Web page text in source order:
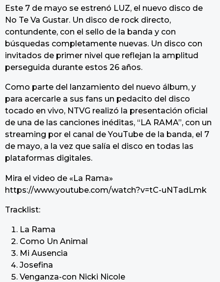
Este 7 de mayo se estrenó LUZ, el nuevo disco de
No Te Va Gustar. Un disco de rock directo,
contundente, con el sello de la banda y con
búsquedas completamente nuevas. Un disco con
invitados de primer nivel que reflejan la amplitud
perseguida durante estos 26 años.
Como parte del lanzamiento del nuevo álbum, y
para acercarle a sus fans un pedacito del disco
tocado en vivo, NTVG realizó la presentación oficial
de una de las canciones inéditas, “LA RAMA”, con un
streaming por el canal de YouTube de la banda, el 7
de mayo, a la vez que salía el disco en todas las
plataformas digitales.
Mira el video de «La Rama»
https://www.youtube.com/watch?v=tC-uNTadLmk
Tracklist:
La Rama
Como Un Animal
Mi Ausencia
Josefina
Venganza-con Nicki Nicole